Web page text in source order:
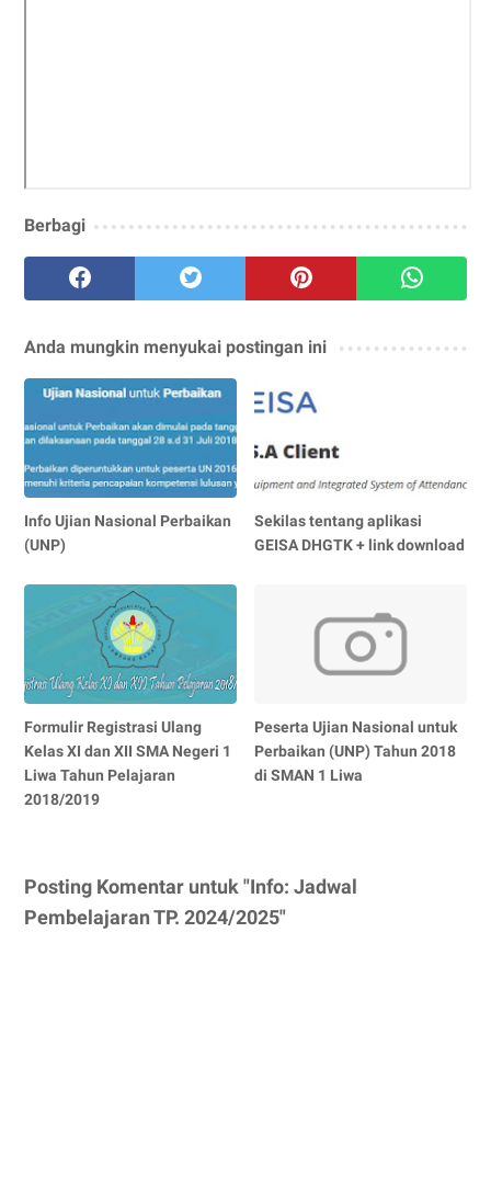
Berbagi
Anda mungkin menyukai postingan ini
Info Ujian Nasional Perbaikan
(UNP)
Sekilas tentang aplikasi
GEISA DHGTK + link download
Formulir Registrasi Ulang
Kelas XI dan XII SMA Negeri 1
Liwa Tahun Pelajaran
2018/2019
Peserta Ujian Nasional untuk
Perbaikan (UNP) Tahun 2018
di SMAN 1 Liwa
Posting Komentar untuk "Info: Jadwal
Pembelajaran TP. 2024/2025"